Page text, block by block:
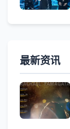
最新资讯